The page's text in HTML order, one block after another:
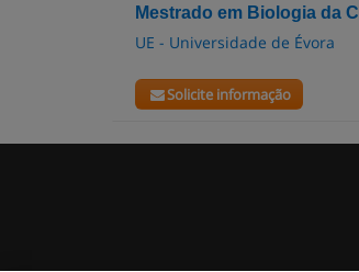
Mestrado em Biologia da
UE - Universidade de Évora
Solicite informação